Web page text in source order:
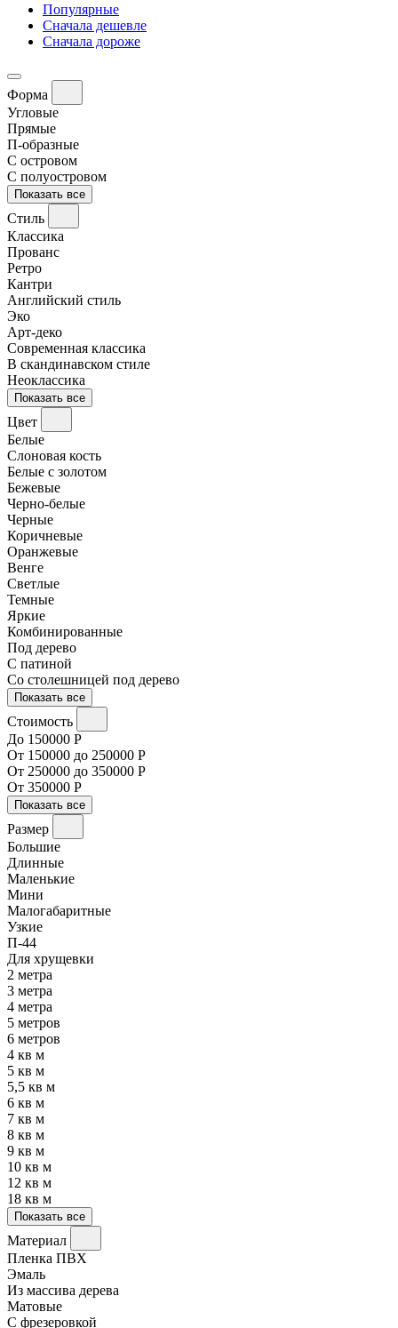
Популярные
Сначала дешевле
Сначала дороже
Форма
Угловые
Прямые
П-образные
С островом
С полуостровом
Показать все
Стиль
Классика
Прованс
Ретро
Кантри
Английский стиль
Эко
Арт-деко
Современная классика
В скандинавском стиле
Неоклассика
Показать все
Цвет
Белые
Слоновая кость
Белые с золотом
Бежевые
Черно-белые
Черные
Коричневые
Оранжевые
Венге
Светлые
Темные
Яркие
Комбинированные
Под дерево
С патиной
Со столешницей под дерево
Показать все
Стоимость
До 150000 Р
От 150000 до 250000 Р
От 250000 до 350000 Р
От 350000 Р
Показать все
Размер
Большие
Длинные
Маленькие
Мини
Малогабаритные
Узкие
П-44
Для хрущевки
2 метра
3 метра
4 метра
5 метров
6 метров
4 кв м
5 кв м
5,5 кв м
6 кв м
7 кв м
8 кв м
9 кв м
10 кв м
12 кв м
18 кв м
Показать все
Материал
Пленка ПВХ
Эмаль
Из массива дерева
Матовые
С фрезеровкой